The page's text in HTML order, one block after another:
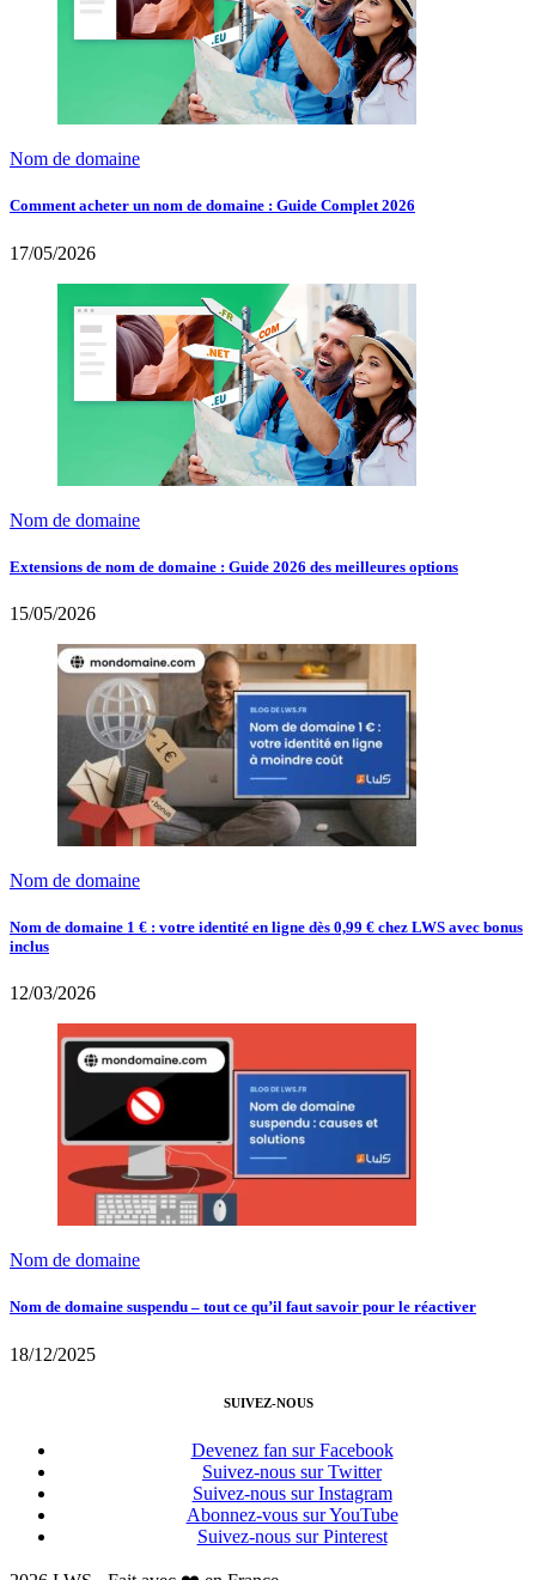
Nom de domaine
Comment acheter un nom de domaine : Guide Complet 2026
17/05/2026
Nom de domaine
Extensions de nom de domaine : Guide 2026 des meilleures options
15/05/2026
Nom de domaine
Nom de domaine 1 € : votre identité en ligne dès 0,99 € chez LWS avec bonus
inclus
12/03/2026
Nom de domaine
Nom de domaine suspendu – tout ce qu’il faut savoir pour le réactiver
18/12/2025
SUIVEZ-NOUS
Devenez fan sur Facebook
Suivez-nous sur Twitter
Suivez-nous sur Instagram
Abonnez-vous sur YouTube
Suivez-nous sur Pinterest